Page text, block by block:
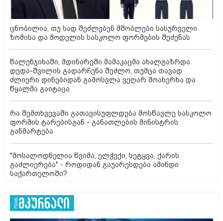
ცნობილია, თუ სად შეძლებენ მშობლები სასურველი
ზომისა და მოდელის სასკოლო ფორმების შეძენას
წალენჯიხაში, მდინარეში მამაკაცმა ახალგაზრდა
დედა-შვილის გადარჩენა შეძლო, თუმცა თავად
ძლიერი დინებიდან გამოსვლა ვეღარ მოახერხა და
წყალმა გაიტაცა
რა შემთხვევაში გათავისუფლდება მოსწავლე სასკოლო
ფორმის ტარებისგან - განათლების მინისტრის
განმარტება
"მოსალოდნელია წვიმა, ელჭექი, სეტყვა, ქარის
გაძლიერება" - როდიდან გაუარესდება ამინდი
საქართელოში?